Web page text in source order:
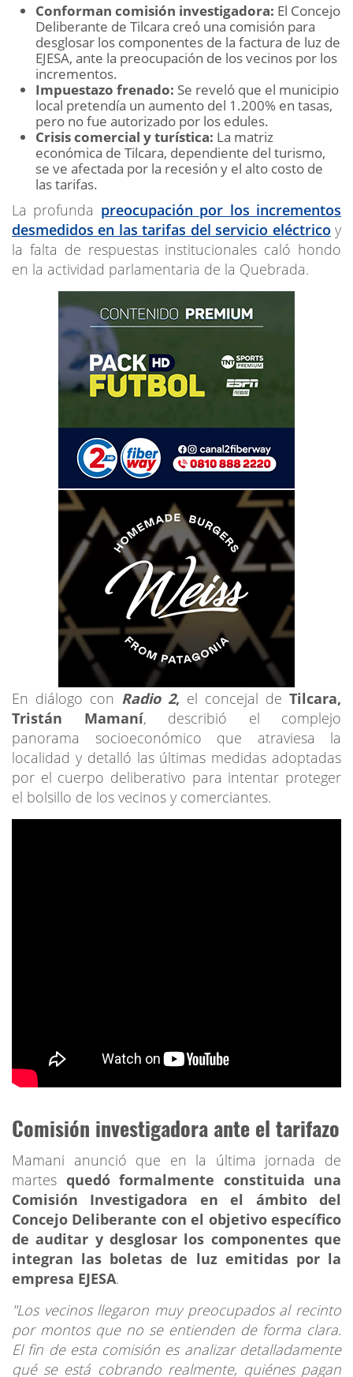
Conforman comisión investigadora: El Concejo
Deliberante de Tilcara creó una comisión para
desglosar los componentes de la factura de luz de
EJESA, ante la preocupación de los vecinos por los
incrementos.
Impuestazo frenado: Se reveló que el municipio
local pretendía un aumento del 1.200% en tasas,
pero no fue autorizado por los edules.
Crisis comercial y turística: La matriz
económica de Tilcara, dependiente del turismo,
se ve afectada por la recesión y el alto costo de
las tarifas.
La profunda preocupación por los incrementos
desmedidos en las tarifas del servicio eléctrico y
la falta de respuestas institucionales caló hondo
en la actividad parlamentaria de la Quebrada.
En diálogo con Radio 2, el concejal de Tilcara,
Tristán Mamaní, describió el complejo
panorama socioeconómico que atraviesa la
localidad y detalló las últimas medidas adoptadas
por el cuerpo deliberativo para intentar proteger
el bolsillo de los vecinos y comerciantes.
Comisión investigadora ante el tarifazo
Mamani anunció que en la última jornada de
martes quedó formalmente constituida una
Comisión Investigadora en el ámbito del
Concejo Deliberante con el objetivo específico
de auditar y desglosar los componentes que
integran las boletas de luz emitidas por la
empresa EJESA.
"Los vecinos llegaron muy preocupados al recinto
por montos que no se entienden de forma clara.
El fin de esta comisión es analizar detalladamente
qué se está cobrando realmente, quiénes pagan